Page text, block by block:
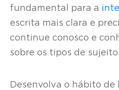
fundamental para a
escrita mais clara e
continue conosco e
sobre os tipos de sujeito.
Desenvolva o hábito de